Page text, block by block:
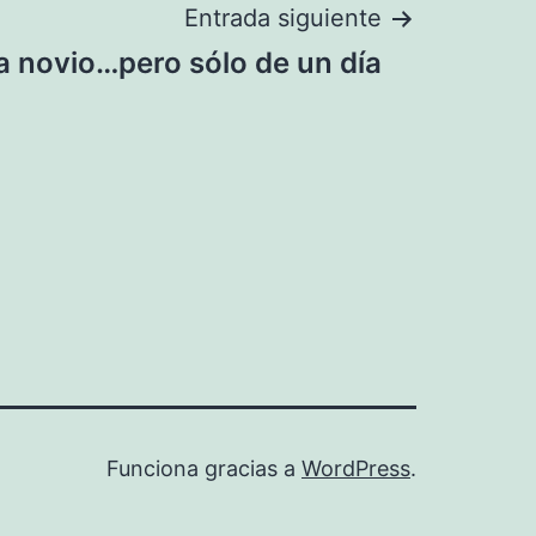
Entrada siguiente
novio…pero sólo de un día
Funciona gracias a WordPress.